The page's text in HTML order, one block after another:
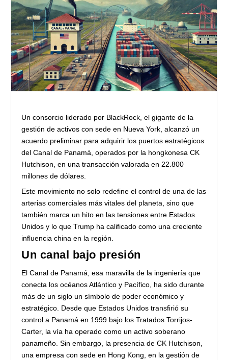
Un consorcio liderado por BlackRock, el gigante de la
gestión de activos con sede en Nueva York, alcanzó un
acuerdo preliminar para adquirir los puertos estratégicos
del Canal de Panamá, operados por la hongkonesa CK
Hutchison, en una transacción valorada en 22.800
millones de dólares.
Este movimiento no solo redefine el control de una de las
arterias comerciales más vitales del planeta, sino que
también marca un hito en las tensiones entre Estados
Unidos y lo que Trump ha calificado como una creciente
influencia china en la región.
Un canal bajo presión
El Canal de Panamá, esa maravilla de la ingeniería que
conecta los océanos Atlántico y Pacífico, ha sido durante
más de un siglo un símbolo de poder económico y
estratégico. Desde que Estados Unidos transfirió su
control a Panamá en 1999 bajo los Tratados Torrijos-
Carter, la vía ha operado como un activo soberano
panameño. Sin embargo, la presencia de CK Hutchison,
una empresa con sede en Hong Kong, en la gestión de